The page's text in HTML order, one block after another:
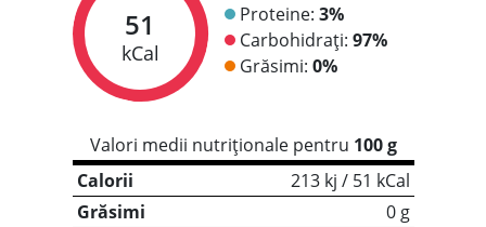
51
kCal
Proteine: 3%
Carbohidrați: 97%
Grăsimi: 0%
Valori medii nutriționale pentru 100 g
Calorii
213 kj / 51 kCal
Grăsimi
0 g